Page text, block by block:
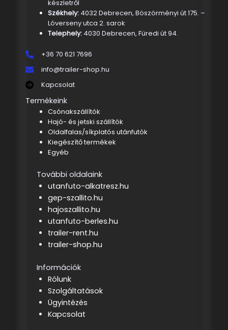
készletről
Székhely: 4032 Debrecen, Böszörményi út 175. –
Lóverseny utca 2. sarok
Telephely:4030 Debrecen, Füredi út 94.
+36 70 621 7696
info@trailer-shop.hu
Kapcsolat
Termékeink
Csónakszállítók
Hajó- és jetski szállítók
Oldalfalas/síkplatós utánfutók
Kiegészítő termékek
Egyéb
További oldalaink
utanfuto-alkatresz.hu
gep-szallito.hu
hajoszallito.hu
utanfuto-berles.hu
trailer-rent.hu
trailer-shop.hu
Információk
Rólunk
Szolgáltatások
Ügyintézés
Kapcsolat